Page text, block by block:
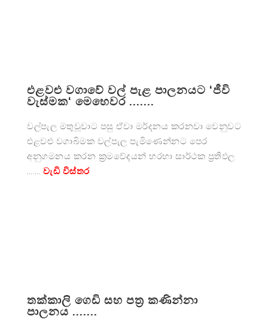
එළවළු වගාවේ වල් පැළ පාලනයට ‘ජීවි
වැස්මක‘ මෙහෙවර .......
වල්පැල මතුවූවාට පසු ඒවා මර්දනය කරනවා වෙනුවට
එළවළු වගාබිමක වල්පැල පැමිණෙන්නට පෙර
අනුගමනය කරන ක්‍රමවේදයන් හරහා සාර්ථක ප්‍රතිඵල
……. වැඩි විස්තර
තක්කාලි ගෙඩි සහ පත්‍ර කණින්නා
පාලනය .......